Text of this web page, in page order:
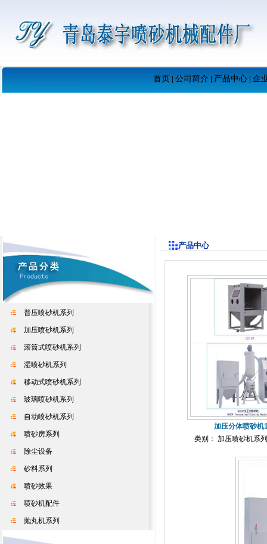
首页 公司简介 产品中心| 企
普压喷砂机系列
加压喷砂机系列
滚筒式喷砂机系列
湿喷砂机系列
移动式喷砂机系列
玻璃喷砂机系列
自动喷砂机系列
喷砂房系列
除尘设备
砂料系列
喷砂效果
喷砂机配件
抛丸机系列
产品中心
加压分体喷砂机
类别： 加压喷砂机系列